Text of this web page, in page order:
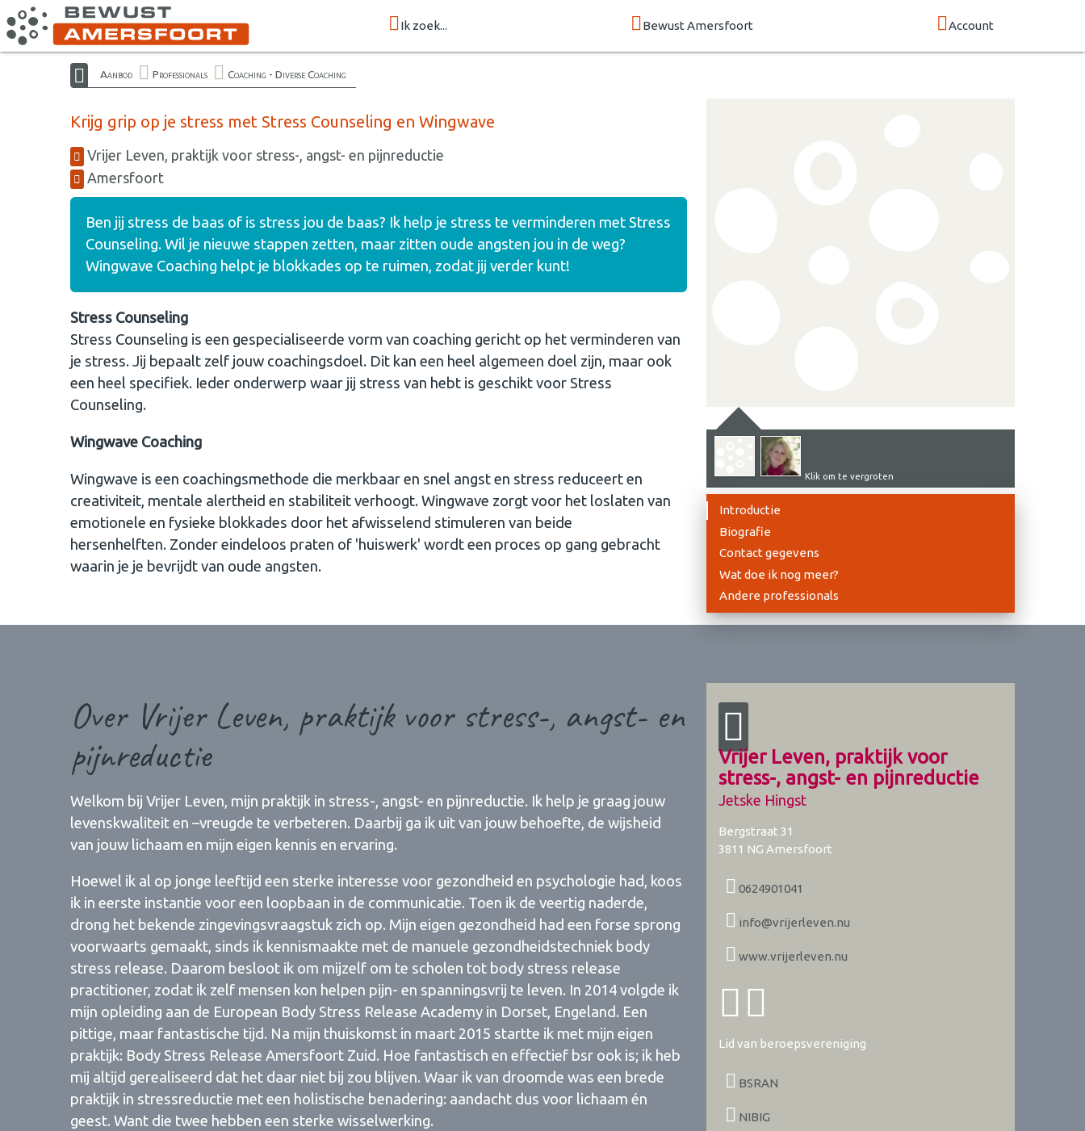
Ik zoek... Bewust Amersfoort Account
Aanbod Professionals Coaching - Diverse Coaching
Krijg grip op je stress met Stress Counseling en Wingwave
Vrijer Leven, praktijk voor stress-, angst- en pijnreductie
Amersfoort
Ben jij stress de baas of is stress jou de baas? Ik help je stress te verminderen met Stress
Counseling. Wil je nieuwe stappen zetten, maar zitten oude angsten jou in de weg?
Wingwave Coaching helpt je blokkades op te ruimen, zodat jij verder kunt!
Stress Counseling
Stress Counseling is een gespecialiseerde vorm van coaching gericht op het verminderen van
je stress. Jij bepaalt zelf jouw coachingsdoel. Dit kan een heel algemeen doel zijn, maar ook
een heel specifiek. Ieder onderwerp waar jij stress van hebt is geschikt voor Stress
Counseling.
Wingwave Coaching
Wingwave is een coachingsmethode die merkbaar en snel angst en stress reduceert en
creativiteit, mentale alertheid en stabiliteit verhoogt. Wingwave zorgt voor het loslaten van
emotionele en fysieke blokkades door het afwisselend stimuleren van beide
hersenhelften. Zonder eindeloos praten of 'huiswerk' wordt een proces op gang gebracht
waarin je je bevrijdt van oude angsten.
Klik om te vergroten
Introductie
Biografie
Contact gegevens
Wat doe ik nog meer?
Andere professionals
Over Vrijer Leven, praktijk voor stress-, angst- en
pijnreductie
Welkom bij Vrijer Leven, mijn praktijk in stress-, angst- en pijnreductie. Ik help je graag jouw
levenskwaliteit en –vreugde te verbeteren. Daarbij ga ik uit van jouw behoefte, de wijsheid
van jouw lichaam en mijn eigen kennis en ervaring.
Hoewel ik al op jonge leeftijd een sterke interesse voor gezondheid en psychologie had, koos
ik in eerste instantie voor een loopbaan in de communicatie. Toen ik de veertig naderde,
drong het bekende zingevingsvraagstuk zich op. Mijn eigen gezondheid had een forse sprong
voorwaarts gemaakt, sinds ik kennismaakte met de manuele gezondheidstechniek body
stress release. Daarom besloot ik om mijzelf om te scholen tot body stress release
practitioner, zodat ik zelf mensen kon helpen pijn- en spanningsvrij te leven. In 2014 volgde ik
mijn opleiding aan de European Body Stress Release Academy in Dorset, Engeland. Een
pittige, maar fantastische tijd. Na mijn thuiskomst in maart 2015 startte ik met mijn eigen
praktijk: Body Stress Release Amersfoort Zuid. Hoe fantastisch en effectief bsr ook is; ik heb
mij altijd gerealiseerd dat het daar niet bij zou blijven. Waar ik van droomde was een brede
praktijk in stressreductie met een holistische benadering: aandacht dus voor lichaam én
geest. Want die twee hebben een sterke wisselwerking.
Vrijer Leven, praktijk voor
stress-, angst- en pijnreductie
Jetske Hingst
Bergstraat 31
3811 NG Amersfoort
0624901041
info@vrijerleven.nu
www.vrijerleven.nu
Lid van beroepsvereniging
BSRAN
NIBIG